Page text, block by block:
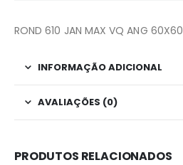
ROND 610 JAN MAX VQ ANG 60X60
INFORMAÇÃO ADICIONAL
AVALIAÇÕES (0)
PRODUTOS RELACIONADOS